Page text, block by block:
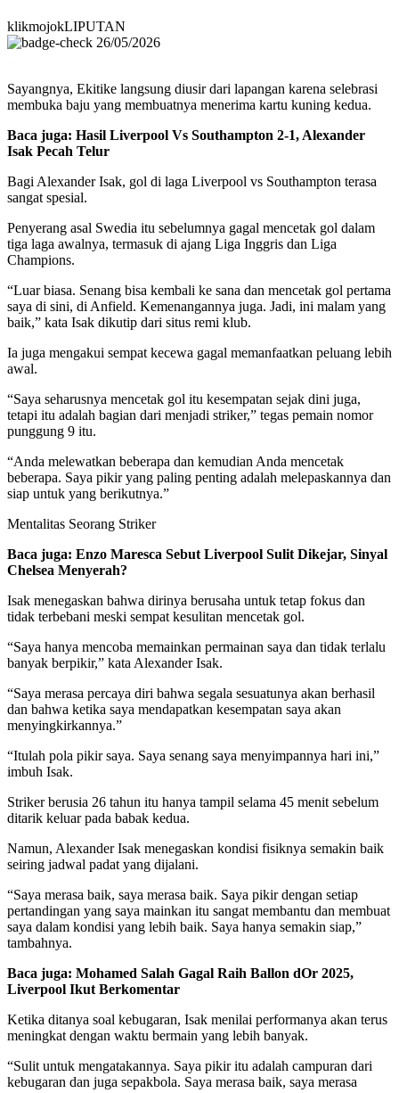
klikmojokLIPUTAN
26/05/2026
Sayangnya, Ekitike langsung diusir dari lapangan karena selebrasi
membuka baju yang membuatnya menerima kartu kuning kedua.
Baca juga: Hasil Liverpool Vs Southampton 2-1, Alexander
Isak Pecah Telur
Bagi Alexander Isak, gol di laga Liverpool vs Southampton terasa
sangat spesial.
Penyerang asal Swedia itu sebelumnya gagal mencetak gol dalam
tiga laga awalnya, termasuk di ajang Liga Inggris dan Liga
Champions.
“Luar biasa. Senang bisa kembali ke sana dan mencetak gol pertama
saya di sini, di Anfield. Kemenangannya juga. Jadi, ini malam yang
baik,” kata Isak dikutip dari situs remi klub.
Ia juga mengakui sempat kecewa gagal memanfaatkan peluang lebih
awal.
“Saya seharusnya mencetak gol itu kesempatan sejak dini juga,
tetapi itu adalah bagian dari menjadi striker,” tegas pemain nomor
punggung 9 itu.
“Anda melewatkan beberapa dan kemudian Anda mencetak
beberapa. Saya pikir yang paling penting adalah melepaskannya dan
siap untuk yang berikutnya.”
Mentalitas Seorang Striker
Baca juga: Enzo Maresca Sebut Liverpool Sulit Dikejar, Sinyal
Chelsea Menyerah?
Isak menegaskan bahwa dirinya berusaha untuk tetap fokus dan
tidak terbebani meski sempat kesulitan mencetak gol.
“Saya hanya mencoba memainkan permainan saya dan tidak terlalu
banyak berpikir,” kata Alexander Isak.
“Saya merasa percaya diri bahwa segala sesuatunya akan berhasil
dan bahwa ketika saya mendapatkan kesempatan saya akan
menyingkirkannya.”
“Itulah pola pikir saya. Saya senang saya menyimpannya hari ini,”
imbuh Isak.
Striker berusia 26 tahun itu hanya tampil selama 45 menit sebelum
ditarik keluar pada babak kedua.
Namun, Alexander Isak menegaskan kondisi fisiknya semakin baik
seiring jadwal padat yang dijalani.
“Saya merasa baik, saya merasa baik. Saya pikir dengan setiap
pertandingan yang saya mainkan itu sangat membantu dan membuat
saya dalam kondisi yang lebih baik. Saya hanya semakin siap,”
tambahnya.
Baca juga: Mohamed Salah Gagal Raih Ballon dOr 2025,
Liverpool Ikut Berkomentar
Ketika ditanya soal kebugaran, Isak menilai performanya akan terus
meningkat dengan waktu bermain yang lebih banyak.
“Sulit untuk mengatakannya. Saya pikir itu adalah campuran dari
kebugaran dan juga sepakbola. Saya merasa baik, saya merasa